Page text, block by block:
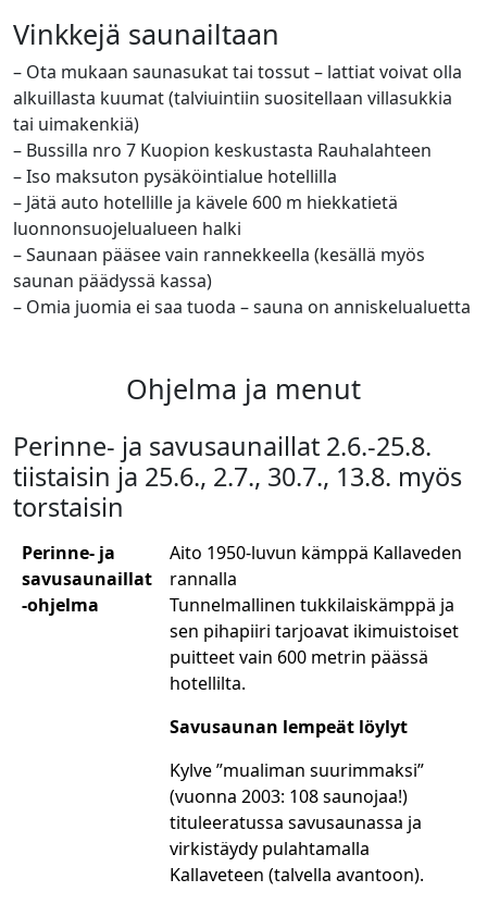
Vinkkejä saunailtaan
– Ota mukaan saunasukat tai tossut – lattiat voivat olla
alkuillasta kuumat (talviuintiin suositellaan villasukkia
tai uimakenkiä)
– Bussilla nro 7 Kuopion keskustasta Rauhalahteen
– Iso maksuton pysäköintialue hotellilla
– Jätä auto hotellille ja kävele 600 m hiekkatietä
luonnonsuojelualueen halki
– Saunaan pääsee vain rannekkeella (kesällä myös
saunan päädyssä kassa)
– Omia juomia ei saa tuoda – sauna on anniskelualuetta
Ohjelma ja menut
Perinne- ja savusaunaillat 2.6.-25.8.
tiistaisin ja 25.6., 2.7., 30.7., 13.8. myös
torstaisin
Perinne- ja
savusaunaillat
-ohjelma
Aito 1950-luvun kämppä Kallaveden
rannalla
Tunnelmallinen tukkilaiskämppä ja
sen pihapiiri tarjoavat ikimuistoiset
puitteet vain 600 metrin päässä
hotellilta.
Savusaunan lempeät löylyt
Kylve ”mualiman suurimmaksi”
(vuonna 2003: 108 saunojaa!)
tituleeratussa savusaunassa ja
virkistäydy pulahtamalla
Kallaveteen (talvella avantoon).